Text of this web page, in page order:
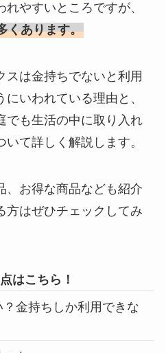
やすいところですが、
くあります。
スは金持ちでないと利用
いわれている理由と、
でも生活の中に取り入れ
て詳しく解説します。
、お得な商品なども紹介
方はぜひチェックしてみ
はこちら！
金持ちしか利用できな